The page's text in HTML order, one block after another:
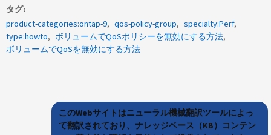
タグ
product-categories:ontap-9
qos-policy-group
specialty:Perf
type:howto
ボリュームでQoSポリシーを無効にする方法
ボリュームでQoSを無効にする方法
このWebサイトはニューラル機械翻訳ツールによっ
て翻訳されており、ナレッジベース（KB）コンテン